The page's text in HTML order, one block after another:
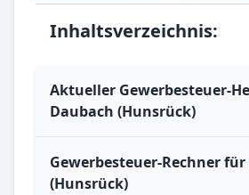
Inhaltsverzeichnis:
Aktueller Gewerbesteuer-
Daubach (Hunsrück)
Gewerbesteuer-Rechner
(Hunsrück)